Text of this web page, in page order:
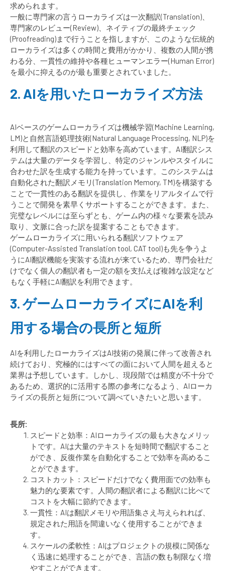
求められます。
一般に専門家の言うローカライズは一次翻訳(Translation)、
専門家のレビュー(Review)、ネイティブの最終チェック
(Proofreading)まで行うことを指しますが、このような伝統的
ローカライズは多くの時間と費用がかかり、複数の人間が携
わる分、一貫性の維持や各種ヒューマンエラー(Human Error)
を最小に抑えるのが最も重要とされていました。
2. AIを用いたローカライズ方法
AIベースのゲームローカライズは機械学習(Machine Learning,
LM)と自然言語処理技術(Natural Language Processing, NLP)を
利用して翻訳のスピードと効率を高めています。AI翻訳シス
テムは大量のデータを学習し、特定のジャンルやスタイルに
合わせた訳を生成する能力を持っています。このシステムは
自動化された翻訳メモリ(Translation Memory, TM)を構築する
ことで一貫性のある翻訳を提供し、作業をリアルタイムで行
うことで開発を素早くサポートすることができます。また、
完璧なレベルには至らずとも、ゲーム内の様々な要素を読み
取り、文脈に合った訳を提案することもできます。
ゲームローカライズに用いられる翻訳ソフトウェア
(Computer-Assisted Translation tool, CAT tool)も先を争うよ
うにAI翻訳機能を実装する流れが来ているため、専門会社だ
けでなく個人の翻訳者も一定の額を支払えば複雑な設定など
もなく手軽にAI翻訳を利用できます。
3. ゲームローカライズにAIを利
用する場合の長所と短所
AIを利用したローカライズはAI技術の発展に伴って改善され
続けており、究極的にはすべての面において人間を超えると
業界は予想しています。しかし、現段階では精度が不十分で
あるため、選択的に活用する際の参考になるよう、AIローカ
ライズの長所と短所について調べていきたいと思います。
長所:
スピードと効率：AIローカライズの最も大きなメリッ
トです。AIは大量のテキストを短時間で翻訳すること
ができ、反復作業を自動化することで効率を高めるこ
とができます。
コストカット：スピードだけでなく費用面での効率も
魅力的な要素です。人間の翻訳者による翻訳に比べて
コストを大幅に節約できます。
一貫性：AIは翻訳メモリや用語集さえ与えられれば、
規定された用語を間違いなく使用することができま
す。
スケールの柔軟性：AIはプロジェクトの規模に関係な
く迅速に処理することができ、言語の数も制限なく増
やすことができます。